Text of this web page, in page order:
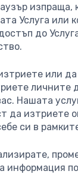
изпраща,
Услуга или
до
или
личните
Нашата
да изтриете
си в
информация